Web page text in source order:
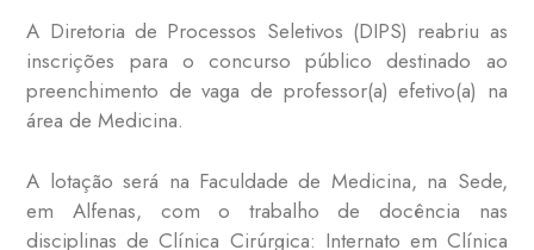
A Diretoria de Processos Seletivos (DIPS) reabriu as
inscrições para o concurso público destinado ao
preenchimento de vaga de professor(a) efetivo(a) na
área de Medicina.
A lotação será na Faculdade de Medicina, na Sede,
em Alfenas, com o trabalho de docência nas
disciplinas de Clínica Cirúrgica: Internato em Clínica